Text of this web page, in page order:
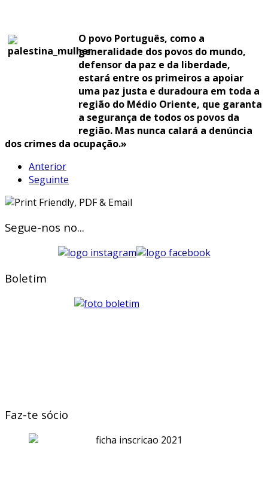
O povo Português, como a
generalidade dos povos do mundo,
defensor da paz e da liberdade,
estará entre os primeiros a apoiar
uma paz justa e duradoura em toda a
região do Médio Oriente, que garanta
a segurança de todos os povos da
região. Mas nunca calará a denúncia
dos crimes da ocupação.»
Anterior
Seguinte
Segue-nos no...
Boletim
Faz-te sócio